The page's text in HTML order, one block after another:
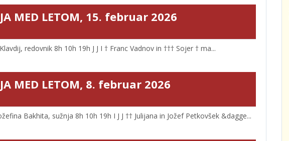
MED LETOM, 15. februar 2026
redovnik 8h 10h 19h J J I † Franc Vadnov in ††† Sojer † ma...
MED LETOM, 8. februar 2026
Bakhita, sužnja 8h 10h 19h I J J †† Julijana in Jožef Petkovšek &dagge...